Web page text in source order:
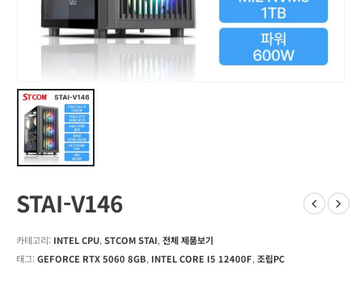
STAI-V146
카테고리: INTEL CPU, STCOM STAI, 전체 제품보기
태그:GEFORCE RTX 5060 8GB, INTEL CORE I5 12400F,조립PC